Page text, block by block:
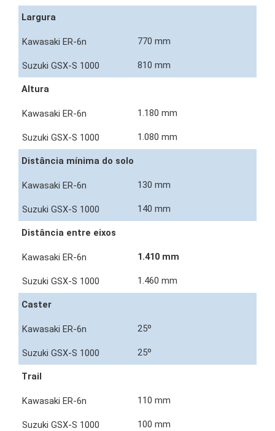
Largura
770 mm
810 mm
Altura
1.180 mm
1.080 mm
Distância mínima do solo
130 mm
140 mm
Distância entre eixos
1.410 mm
1.460 mm
Caster
25º
25º
Trail
110 mm
100 mm